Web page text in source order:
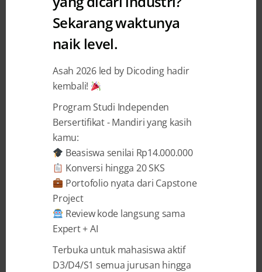
11 MONTHS AGOBY DICODING INDONESIA
Optimasi Performa Mobile
dengan Flutter atau React
Native
work iniDalam dunia pengembangan aplikasi
mobile, performa adalah segalanya. Nggak
peduli seberapa keren tampilan aplikasimu,
kalau lola alias loading lama, pengguna bisa
langsung uninstall tanpa pikir panjang. Nah, dua
framework yang sering jadi andalan dalam
membangun aplikasi mobile saat ini adalah
kelebihan masing-masing, tapi ...
Sekarang waktunya
naik level.
Asah 2026 led by Dicoding hadir
kembali!
Program Studi Independen
Bersertifikat - Mandiri yang kasih
kamu:
Beasiswa senilai Rp14.000.000
Konversi hingga 20 SKS
Portofolio nyata dari Capstone
Project
Review kode langsung sama
Expert + AI
Terbuka untuk mahasiswa aktif
D3/D4/S1 semua jurusan hingga